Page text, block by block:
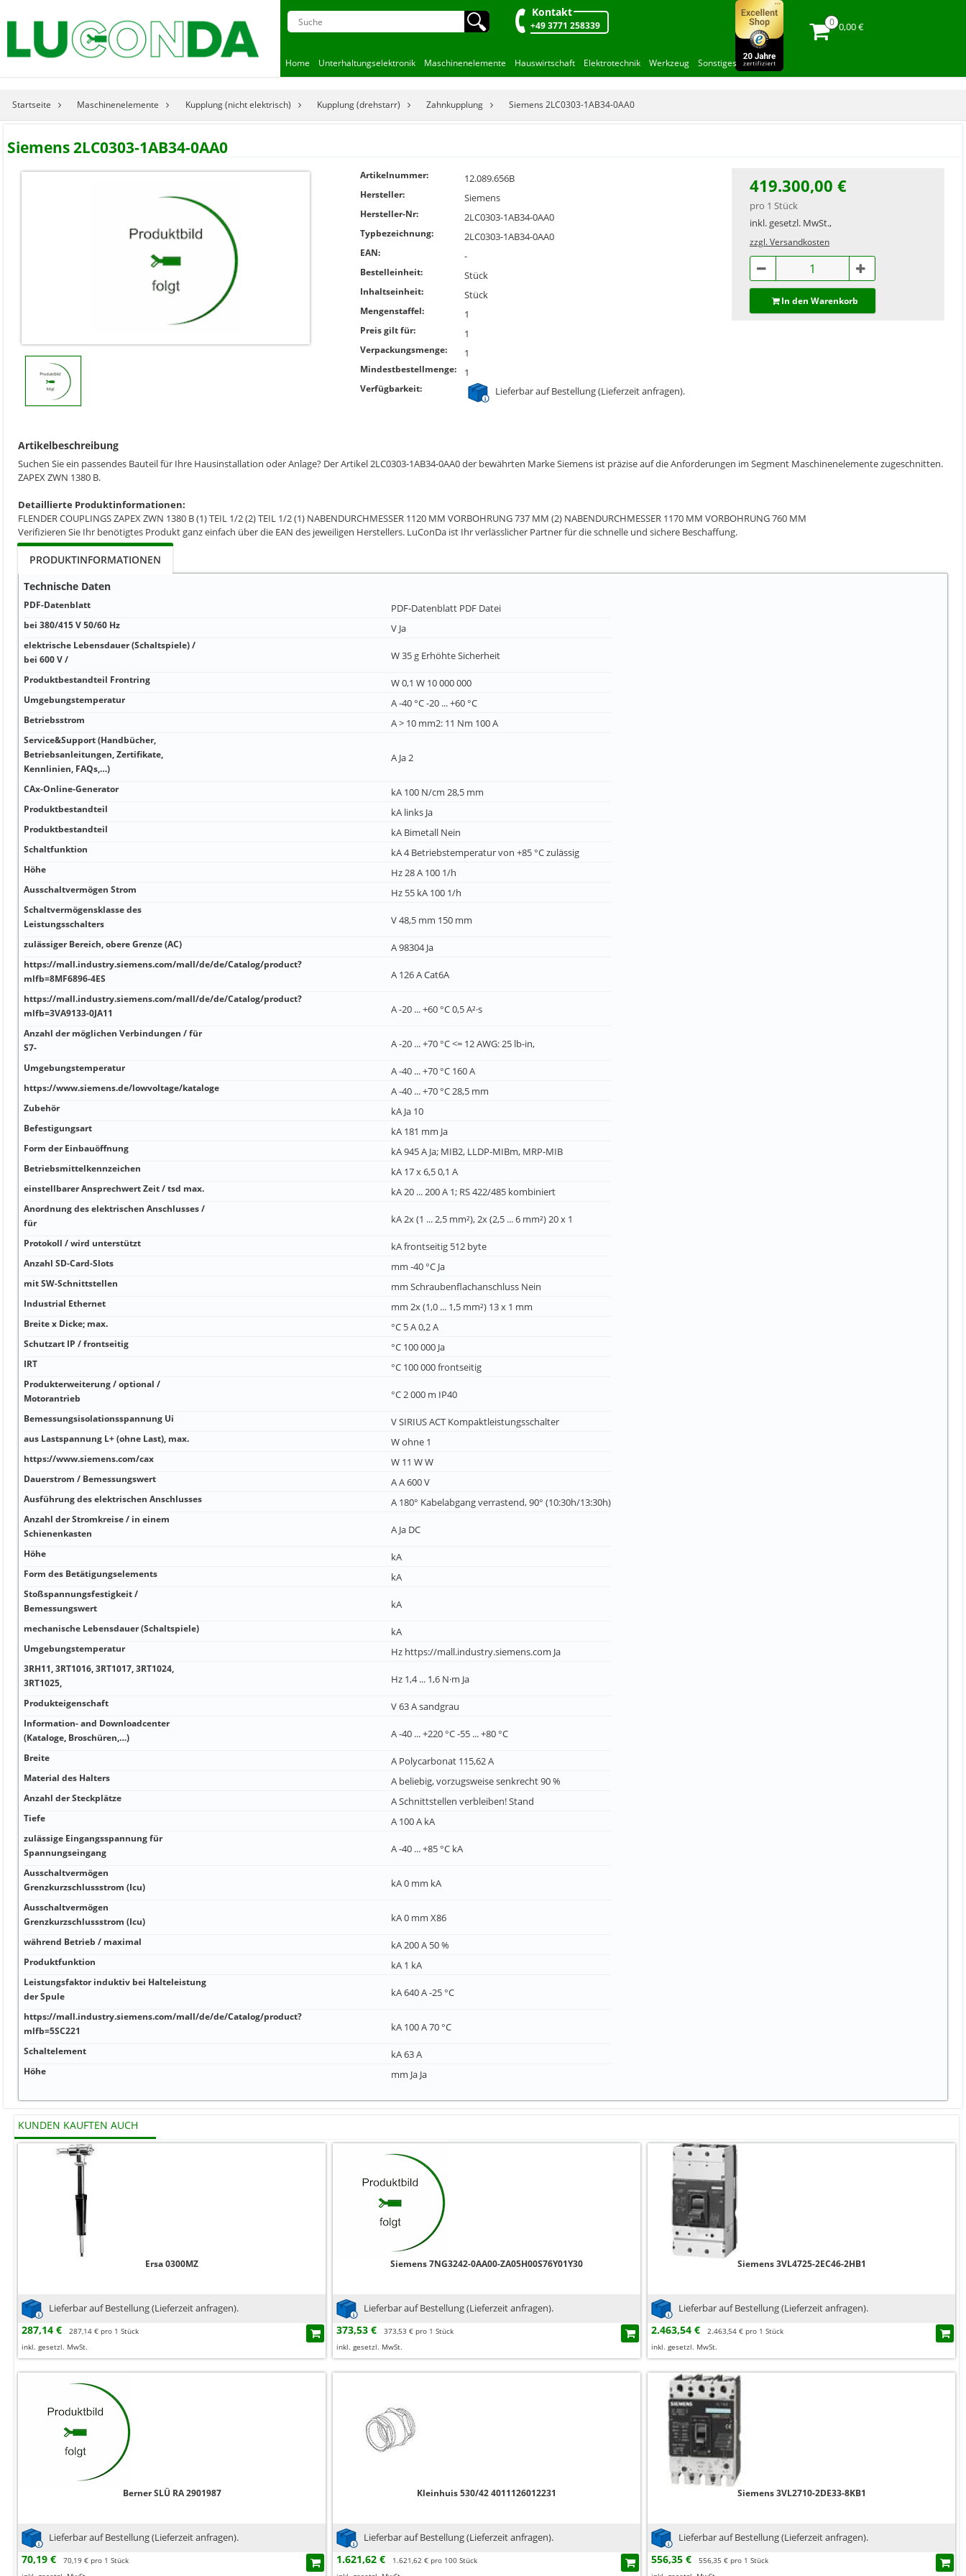
🔍︎ Kontakt
+49 3771 258339 0,00 €
Home Unterhaltungselektronik Maschinenelemente Hauswirtschaft Elektrotechnik Werkzeug Sonstiges
Startseite Maschinenelemente Kupplung (nicht elektrisch) Kupplung (drehstarr) Zahnkupplung Siemens 2LC0303-1AB34-0AA0
Siemens 2LC0303-1AB34-0AA0
Artikelnummer: 12.089.656B
Hersteller: Siemens
Hersteller-Nr: 2LC0303-1AB34-0AA0
Typbezeichnung: 2LC0303-1AB34-0AA0
EAN: -
Bestelleinheit: Stück
Inhaltseinheit: Stück
Mengenstaffel: 1
Preis gilt für: 1
Verpackungsmenge: 1
Mindestbestellmenge: 1
Verfügbarkeit: Lieferbar auf Bestellung (Lieferzeit anfragen).
419.300,00 €
pro 1 Stück
inkl. gesetzl. MwSt.,
zzgl. Versandkosten
In den Warenkorb
Artikelbeschreibung
Suchen Sie ein passendes Bauteil für Ihre Hausinstallation oder Anlage? Der Artikel 2LC0303-1AB34-0AA0 der bewährten Marke Siemens ist präzise auf die Anforderungen im Segment Maschinenelemente zugeschnitten.
ZAPEX ZWN 1380 B.
Detaillierte Produktinformationen:
FLENDER COUPLINGS ZAPEX ZWN 1380 B (1) TEIL 1/2 (2) TEIL 1/2 (1) NABENDURCHMESSER 1120 MM VORBOHRUNG 737 MM (2) NABENDURCHMESSER 1170 MM VORBOHRUNG 760 MM
Verifizieren Sie Ihr benötigtes Produkt ganz einfach über die EAN des jeweiligen Herstellers. LuConDa ist Ihr verlässlicher Partner für die schnelle und sichere Beschaffung.
PRODUKTINFORMATIONEN
Technische Daten
PDF-Datenblatt PDF-Datenblatt PDF Datei
bei 380/415 V 50/60 Hz V Ja
elektrische Lebensdauer (Schaltspiele) /
bei 600 V /
W 35 g Erhöhte Sicherheit
Produktbestandteil Frontring W 0,1 W 10 000 000
Umgebungstemperatur A -40 °C -20 ... +60 °C
Betriebsstrom A > 10 mm2: 11 Nm 100 A
Service&Support (Handbücher,
Betriebsanleitungen, Zertifikate,
Kennlinien, FAQs,…)
A Ja 2
CAx-Online-Generator kA 100 N/cm 28,5 mm
Produktbestandteil kA links Ja
Produktbestandteil kA Bimetall Nein
Schaltfunktion kA 4 Betriebstemperatur von +85 °C zulässig
Höhe Hz 28 A 100 1/h
Ausschaltvermögen Strom Hz 55 kA 100 1/h
Schaltvermögensklasse des
Leistungsschalters
V 48,5 mm 150 mm
zulässiger Bereich, obere Grenze (AC) A 98304 Ja
https://mall.industry.siemens.com/mall/de/de/Catalog/product?
mlfb=8MF6896-4ES
A 126 A Cat6A
https://mall.industry.siemens.com/mall/de/de/Catalog/product?
mlfb=3VA9133-0JA11
A -20 ... +60 °C 0,5 A²·s
Anzahl der möglichen Verbindungen / für
S7-
A -20 ... +70 °C <= 12 AWG: 25 lb-in,
Umgebungstemperatur A -40 ... +70 °C 160 A
https://www.siemens.de/lowvoltage/kataloge A -40 ... +70 °C 28,5 mm
Zubehör kA Ja 10
Befestigungsart kA 181 mm Ja
Form der Einbauöffnung kA 945 A Ja; MIB2, LLDP-MIBm, MRP-MIB
Betriebsmittelkennzeichen kA 17 x 6,5 0,1 A
einstellbarer Ansprechwert Zeit / tsd max. kA 20 ... 200 A 1; RS 422/485 kombiniert
Anordnung des elektrischen Anschlusses /
für
kA 2x (1 ... 2,5 mm²), 2x (2,5 ... 6 mm²) 20 x 1
Protokoll / wird unterstützt kA frontseitig 512 byte
Anzahl SD-Card-Slots mm -40 °C Ja
mit SW-Schnittstellen mm Schraubenflachanschluss Nein
Industrial Ethernet mm 2x (1,0 ... 1,5 mm²) 13 x 1 mm
Breite x Dicke; max. °C 5 A 0,2 A
Schutzart IP / frontseitig °C 100 000 Ja
IRT °C 100 000 frontseitig
Produkterweiterung / optional /
Motorantrieb
°C 2 000 m IP40
Bemessungsisolationsspannung Ui V SIRIUS ACT Kompaktleistungsschalter
aus Lastspannung L+ (ohne Last), max. W ohne 1
https://www.siemens.com/cax W 11 W W
Dauerstrom / Bemessungswert A A 600 V
Ausführung des elektrischen Anschlusses A 180° Kabelabgang verrastend, 90° (10:30h/13:30h)
Anzahl der Stromkreise / in einem
Schienenkasten
A Ja DC
Höhe kA
Form des Betätigungselements kA
Stoßspannungsfestigkeit /
Bemessungswert
kA
mechanische Lebensdauer (Schaltspiele) kA
Umgebungstemperatur Hz https://mall.industry.siemens.com Ja
3RH11, 3RT1016, 3RT1017, 3RT1024,
3RT1025,
Hz 1,4 ... 1,6 N·m Ja
Produkteigenschaft V 63 A sandgrau
Information- and Downloadcenter
(Kataloge, Broschüren,…)
A -40 ... +220 °C -55 ... +80 °C
Breite A Polycarbonat 115,62 A
Material des Halters A beliebig, vorzugsweise senkrecht 90 %
Anzahl der Steckplätze A Schnittstellen verbleiben! Stand
Tiefe A 100 A kA
zulässige Eingangsspannung für
Spannungseingang
A -40 ... +85 °C kA
Ausschaltvermögen
Grenzkurzschlussstrom (Icu)
kA 0 mm kA
Ausschaltvermögen
Grenzkurzschlussstrom (Icu)
kA 0 mm X86
während Betrieb / maximal kA 200 A 50 %
Produktfunktion kA 1 kA
Leistungsfaktor induktiv bei Halteleistung
der Spule
kA 640 A -25 °C
https://mall.industry.siemens.com/mall/de/de/Catalog/product?
mlfb=5SC221
kA 100 A 70 °C
Schaltelement kA 63 A
Höhe mm Ja Ja
KUNDEN KAUFTEN AUCH
Ersa 0300MZ
Lieferbar auf Bestellung (Lieferzeit anfragen).
287,14 €
287,14 € pro 1 Stück
inkl. gesetzl. MwSt.
Siemens 7NG3242-0AA00-ZA05H00S76Y01Y30
Lieferbar auf Bestellung (Lieferzeit anfragen).
373,53 €
373,53 € pro 1 Stück
inkl. gesetzl. MwSt.
Siemens 3VL4725-2EC46-2HB1
Lieferbar auf Bestellung (Lieferzeit anfragen).
2.463,54 €
2.463,54 € pro 1 Stück
inkl. gesetzl. MwSt.
Berner SLÜ RA 2901987
Lieferbar auf Bestellung (Lieferzeit anfragen).
70,19 €
70,19 € pro 1 Stück
Kleinhuis 530/42 4011126012231
Lieferbar auf Bestellung (Lieferzeit anfragen).
1.621,62 €
1.621,62 € pro 100 Stück
Siemens 3VL2710-2DE33-8KB1
Lieferbar auf Bestellung (Lieferzeit anfragen).
556,35 €
556,35 € pro 1 Stück